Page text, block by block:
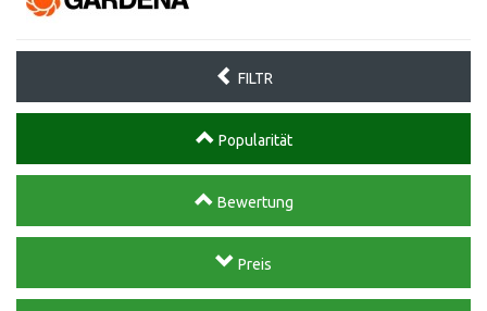
FILTR
Popularität
Bewertung
Preis